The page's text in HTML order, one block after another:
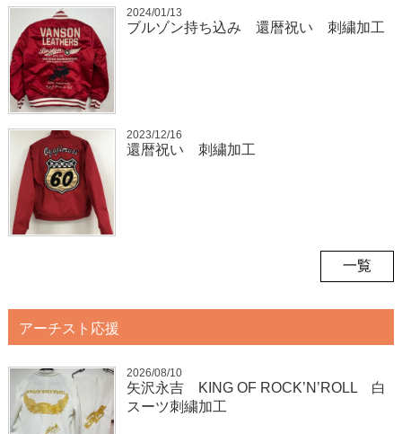
2024/01/13
ブルゾン持ち込み 還暦祝い 刺繍加工
2023/12/16
還暦祝い 刺繍加工
一覧
アーチスト応援
2026/08/10
矢沢永吉 KING OF ROCK’N’ROLL 白
スーツ刺繍加工